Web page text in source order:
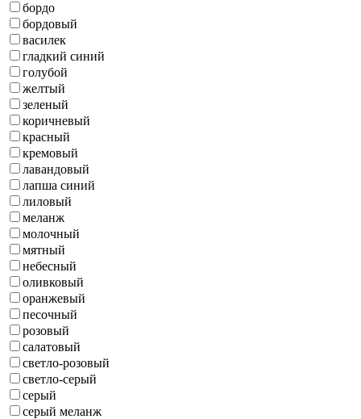
бордо
бордовый
василек
гладкий синий
голубой
желтый
зеленый
коричневый
красный
кремовый
лавандовый
лапша синий
лиловый
меланж
молочный
мятный
небесный
оливковый
оранжевый
песочный
розовый
салатовый
светло-розовый
светло-серый
серый
серый меланж